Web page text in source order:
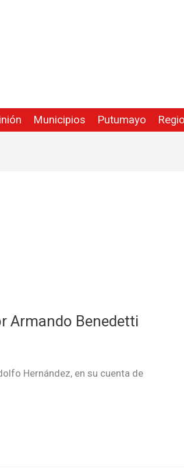
Municipios Putumayo
Armando Benedetti
Hernández, en su cuenta de